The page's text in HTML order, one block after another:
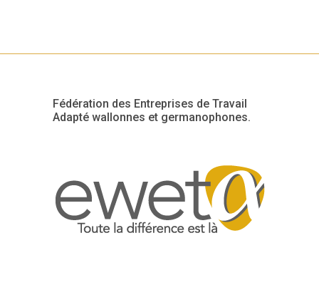
Fédération des Entreprises de Travail
Adapté wallonnes et germanophones.